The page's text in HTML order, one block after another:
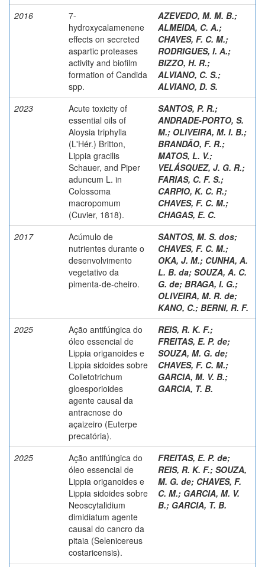
2016
7-
hydroxycalamenene
effects on secreted
aspartic proteases
activity and biofilm
formation of Candida
spp.
AZEVEDO, M. M. B.;
ALMEIDA, C. A.;
CHAVES, F. C. M.;
RODRIGUES, I. A.;
BIZZO, H. R.;
ALVIANO, C. S.;
ALVIANO, D. S.
2023
Acute toxicity of
essential oils of
Aloysia triphylla
(L'Hér.) Britton,
Lippia gracilis
Schauer, and Piper
aduncum L. in
Colossoma
macropomum
(Cuvier, 1818).
SANTOS, P. R.;
ANDRADE-PORTO, S.
M.; OLIVEIRA, M. I. B.;
BRANDÃO, F. R.;
MATOS, L. V.;
VELÁSQUEZ, J. G. R.;
FARIAS, C. F. S.;
CARPIO, K. C. R.;
CHAVES, F. C. M.;
CHAGAS, E. C.
2017
Acúmulo de
nutrientes durante o
desenvolvimento
vegetativo da
pimenta-de-cheiro.
SANTOS, M. S. dos;
CHAVES, F. C. M.;
OKA, J. M.; CUNHA, A.
L. B. da; SOUZA, A. C.
G. de; BRAGA, I. G.;
OLIVEIRA, M. R. de;
KANO, C.; BERNI, R. F.
2025
Ação antifúngica do
óleo essencial de
Lippia origanoides e
Lippia sidoides sobre
Colletotrichum
gloesporioides
agente causal da
antracnose do
açaizeiro (Euterpe
precatória).
REIS, R. K. F.;
FREITAS, E. P. de;
SOUZA, M. G. de;
CHAVES, F. C. M.;
GARCIA, M. V. B.;
GARCIA, T. B.
2025
Ação antifúngica do
óleo essencial de
Lippia origanoides e
Lippia sidoides sobre
Neoscytalidium
dimidiatum agente
causal do cancro da
pitaia (Selenicereus
costaricensis).
FREITAS, E. P. de;
REIS, R. K. F.; SOUZA,
M. G. de; CHAVES, F.
C. M.; GARCIA, M. V.
B.; GARCIA, T. B.